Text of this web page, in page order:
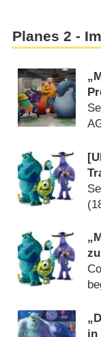
Planes 2 -
(
in